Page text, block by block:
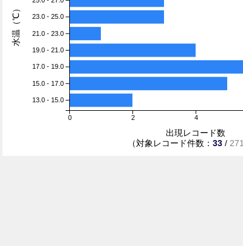
0 2 4
23.0 - 25.0
21.0 - 23.0
19.0 - 21.0
17.0 - 19.0
15.0 - 17.0
13.0 - 15.0
出現レコード数
（対象レコード件数：33 / 271
水温（℃）